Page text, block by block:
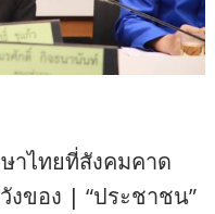
าไทยที่สังคมคาด
งของ | “ประชาชน”